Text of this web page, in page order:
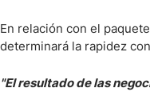
En relación con el
determinará la rapidez
"El resultado de las